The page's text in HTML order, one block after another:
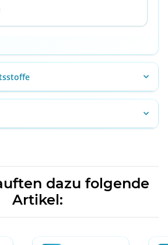
dazu folgende
Artikel: